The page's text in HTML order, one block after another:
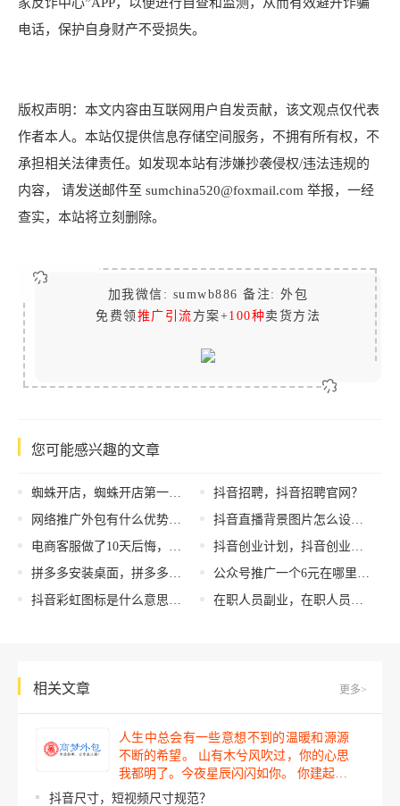
家反诈中心”APP，以便进行自查和监测，从而有效避开诈骗
电话，保护自身财产不受损失。
版权声明：本文内容由互联网用户自发贡献，该文观点仅代表
作者本人。本站仅提供信息存储空间服务，不拥有所有权，不
承担相关法律责任。如发现本站有涉嫌抄袭侵权/违法违规的
内容， 请发送邮件至 sumchina520@foxmail.com 举报，一经
查实，本站将立刻删除。
加我微信: sumwb886 备注: 外包
免费领 推广引流 方案+100种卖货方法
您可能感兴趣的文章
蜘蛛开店，蜘蛛开店第一课时说课稿？
网络推广外包有什么优势？企业网络推广外包可行吗？
电商客服做了10天后悔，电商客服值得入坑吗？
拼多多安装桌面，拼多多安装桌面上？
抖音彩虹图标是什么意思，抖音彩虹图标是什么意思呀？
抖音招聘，抖音招聘官网？
抖音直播背景图片怎么设置视频，抖音直播背景图片怎么设置视频尺寸？
抖音创业计划，抖音创业计划书？
公众号推广一个6元在哪里接（公众号推广一个6元(一天赚100多的小兼职)-都赚米）
在职人员副业，在职人员副业有哪些？
相关文章 更多>
人生中总会有一些意想不到的温暖和源源
不断的希望。 山有木兮风吹过，你的心思
我都明了。今夜星辰闪闪如你。 你建起…
抖音尺寸，短视频尺寸规范？